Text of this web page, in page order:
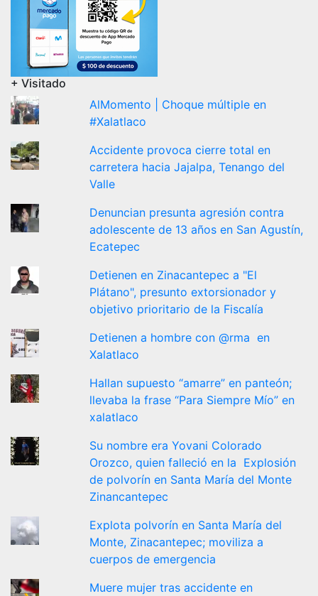
+ Visitado
AlMomento | Choque múltiple en
#Xalatlaco
Accidente provoca cierre total en
carretera hacia Jajalpa, Tenango del
Valle
Denuncian presunta agresión contra
adolescente de 13 años en San Agustín,
Ecatepec
Detienen en Zinacantepec a "El
Plátano", presunto extorsionador y
objetivo prioritario de la Fiscalía
Detienen a hombre con @rma en
Xalatlaco
Hallan supuesto “amarre” en panteón;
llevaba la frase “Para Siempre Mío” en
xalatlaco
Su nombre era Yovani Colorado
Orozco, quien falleció en la Explosión
de polvorín en Santa María del Monte
Zinancantepec
Explota polvorín en Santa María del
Monte, Zinacantepec; moviliza a
cuerpos de emergencia
Muere mujer tras accidente en